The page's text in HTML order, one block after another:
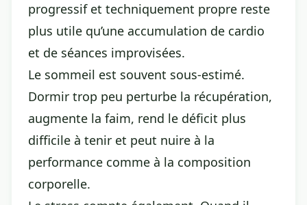
progressif et techniquement propre reste
plus utile qu’une accumulation de cardio
et de séances improvisées.
Le sommeil est souvent sous-estimé.
Dormir trop peu perturbe la récupération,
augmente la faim, rend le déficit plus
difficile à tenir et peut nuire à la
performance comme à la composition
corporelle.